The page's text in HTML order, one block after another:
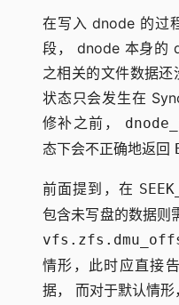
在写入 dnode 的过
段， dnode 本身的
之相关的文件数据
状态只会发生在
修补之前，
态下会不正确地返回
前面提到，在
包含未写盘的数据则
情形，此时应直接
据， 而对于默认情